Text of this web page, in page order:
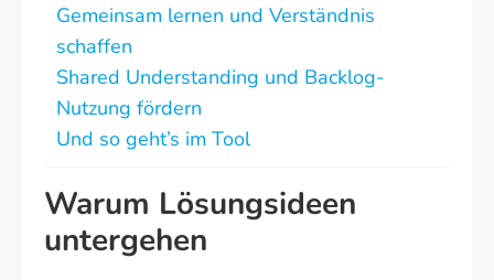
Gemeinsam lernen und Verständnis
schaffen
Shared Understanding und Backlog-
Nutzung fördern
Und so geht’s im Tool
Warum Lösungsideen
untergehen